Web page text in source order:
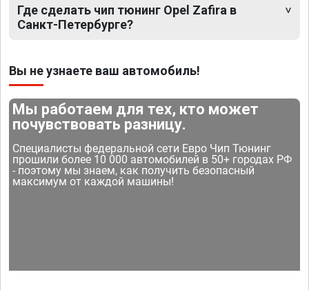
Где сделать чип тюнинг Opel Zafira в
Санкт-Петербурге?
Вы не узнаете ваш автомобиль!
Мы работаем для тех, кто может
почувствовать разницу.
Специалисты федеральной сети Евро Чип Тюнинг
прошили более 10 000 автомобилей в 50+ городах РФ
- поэтому мы знаем, как получить безопасный
максимум от каждой машины!